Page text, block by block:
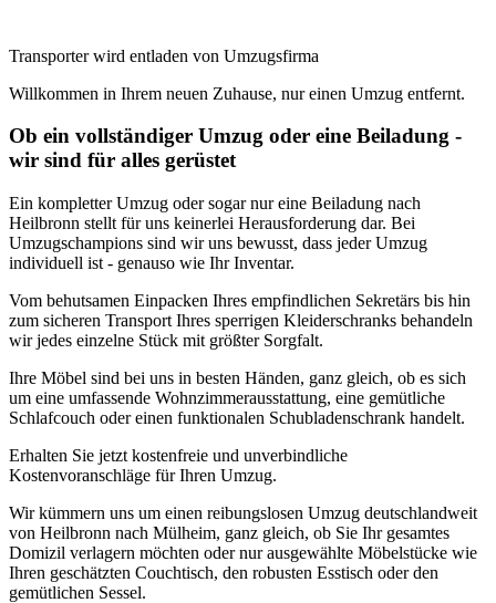
Transporter wird entladen von Umzugsfirma
Willkommen in Ihrem neuen Zuhause, nur einen Umzug entfernt.
Ob ein vollständiger Umzug oder eine Beiladung -
wir sind für alles gerüstet
Ein kompletter Umzug oder sogar nur eine Beiladung nach
Heilbronn stellt für uns keinerlei Herausforderung dar. Bei
Umzugschampions sind wir uns bewusst, dass jeder Umzug
individuell ist - genauso wie Ihr Inventar.
Vom behutsamen Einpacken Ihres empfindlichen Sekretärs bis hin
zum sicheren Transport Ihres sperrigen Kleiderschranks behandeln
wir jedes einzelne Stück mit größter Sorgfalt.
Ihre Möbel sind bei uns in besten Händen, ganz gleich, ob es sich
um eine umfassende Wohnzimmerausstattung, eine gemütliche
Schlafcouch oder einen funktionalen Schubladenschrank handelt.
Erhalten Sie jetzt kostenfreie und unverbindliche
Kostenvoranschläge für Ihren Umzug.
Wir kümmern uns um einen reibungslosen Umzug deutschlandweit
von Heilbronn nach Mülheim, ganz gleich, ob Sie Ihr gesamtes
Domizil verlagern möchten oder nur ausgewählte Möbelstücke wie
Ihren geschätzten Couchtisch, den robusten Esstisch oder den
gemütlichen Sessel.